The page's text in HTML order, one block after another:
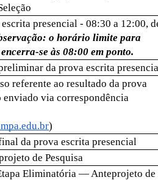
presencial - 08:30 a 12:00,
o horário limite para
se às 08:00 em ponto.
da prova escrita
referente ao resultado da prova
via correspondência
)
da prova escrita presencial
de Pesquisa
Eliminatória — Anteprojeto de